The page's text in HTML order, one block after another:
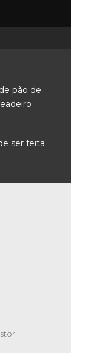
pão de
ser feita